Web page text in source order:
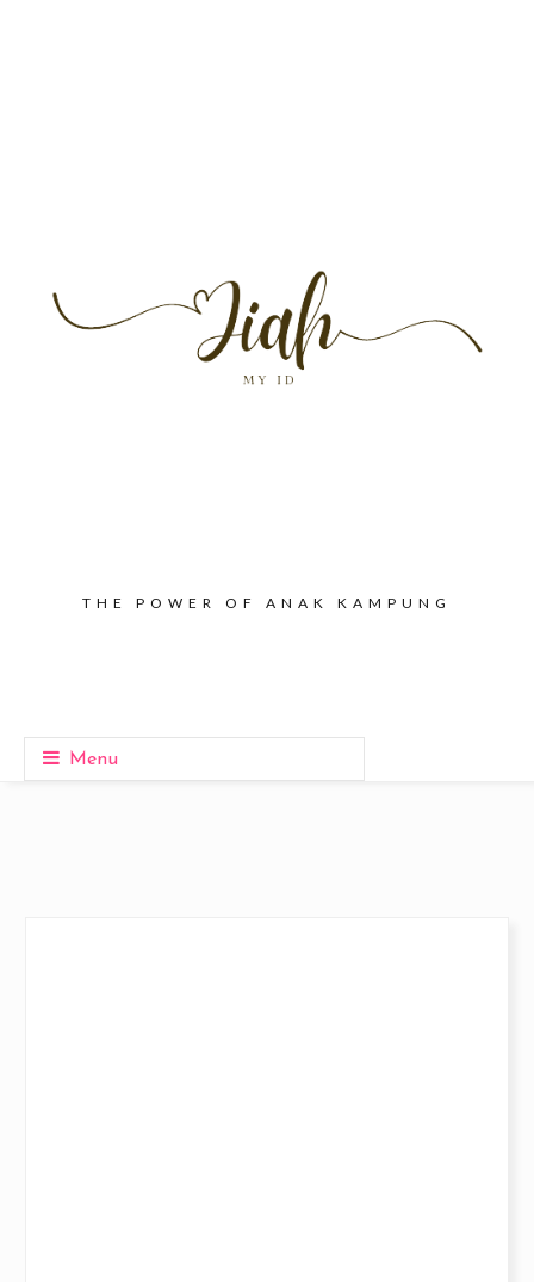
THE POWER OF ANAK KAMPUNG
Menu